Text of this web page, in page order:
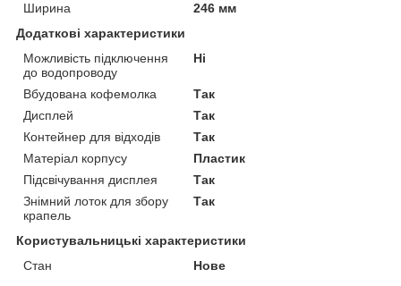
Ширина
246 мм
Додаткові характеристики
Можливість підключення
до водопроводу
Ні
Вбудована кофемолка
Так
Дисплей
Так
Контейнер для відходів
Так
Матеріал корпусу
Пластик
Підсвічування дисплея
Так
Знімний лоток для збору
крапель
Так
Користувальницькі характеристики
Стан
Нове